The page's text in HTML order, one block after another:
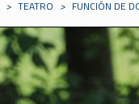
> TEATRO > FUNCIÓN DE